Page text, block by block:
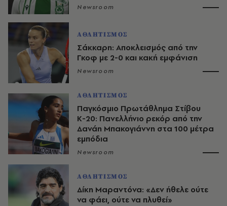
Newsroom
ΑΘΛΗΤΙΣΜΟΣ
Σάκκαρη: Αποκλεισμός από την
Γκοφ με 2-0 και κακή εμφάνιση
Newsroom
ΑΘΛΗΤΙΣΜΟΣ
Παγκόσμιο Πρωτάθλημα Στίβου
Κ-20: Πανελλήνιο ρεκόρ από την
Δανάη Μπακογιάννη στα 100 μέτρα
εμπόδια
Newsroom
ΑΘΛΗΤΙΣΜΟΣ
Δίκη Μαραντόνα: «Δεν ήθελε ούτε
να φάει, ούτε να πλυθεί»